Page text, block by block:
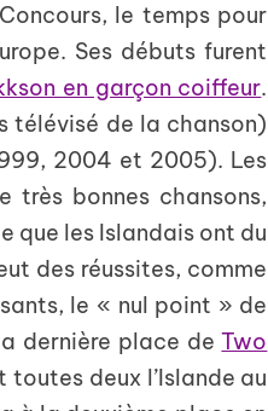
le temps pour
Ses débuts furent
en garçon coiffeur.
télévisé de la chanson)
2004 et 2005). Les
bonnes chansons,
que les Islandais ont du
des réussites, comme
le « nul point » de
dernière place deTwo
deux l’Islande au